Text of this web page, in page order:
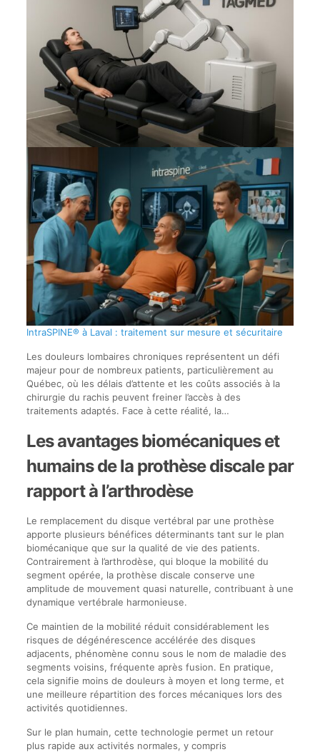
IntraSPINE® à Laval : traitement sur mesure et sécuritaire
Les douleurs lombaires chroniques représentent un défi
majeur pour de nombreux patients, particulièrement au
Québec, où les délais d’attente et les coûts associés à la
chirurgie du rachis peuvent freiner l’accès à des
traitements adaptés. Face à cette réalité, la…
Les avantages biomécaniques et
humains de la prothèse discale par
rapport à l’arthrodèse
Le remplacement du disque vertébral par une prothèse
apporte plusieurs bénéfices déterminants tant sur le plan
biomécanique que sur la qualité de vie des patients.
Contrairement à l’arthrodèse, qui bloque la mobilité du
segment opérée, la prothèse discale conserve une
amplitude de mouvement quasi naturelle, contribuant à une
dynamique vertébrale harmonieuse.
Ce maintien de la mobilité réduit considérablement les
risques de dégénérescence accélérée des disques
adjacents, phénomène connu sous le nom de maladie des
segments voisins, fréquente après fusion. En pratique,
cela signifie moins de douleurs à moyen et long terme, et
une meilleure répartition des forces mécaniques lors des
activités quotidiennes.
Sur le plan humain, cette technologie permet un retour
plus rapide aux activités normales, y compris